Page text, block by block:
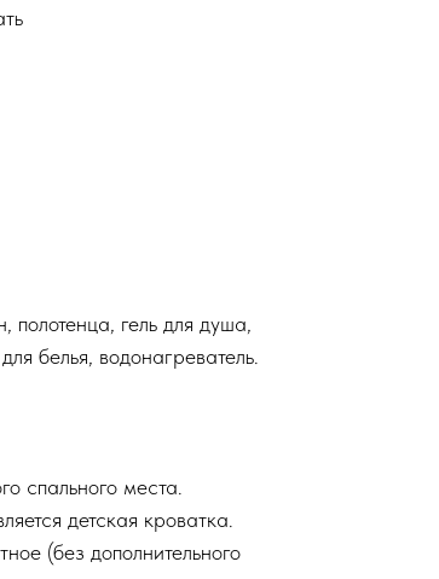
гель для душа,
белья, водонагреватель.
спального места.
детская кроватка.
(без дополнительного